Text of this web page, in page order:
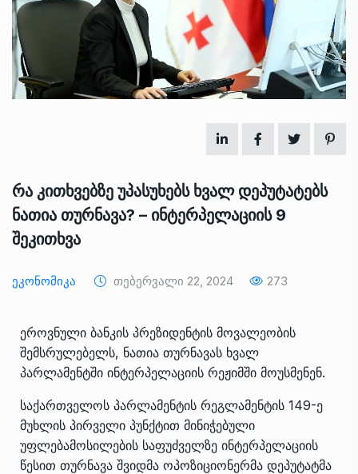
რა კითხვებზე უპასუხებს ხვალ დეპუტატებს
ნათია თურნავა? – ინტერპელაციის 9
შეკითხვა
Ეკონომიკა Თებერვალი 22, 2024 273
ეროვნული ბანკის პრეზიდენტის მოვალეობის
შემსრულებელს, ნათია თურნავას ხვალ
პარლამენტში ინტერპელაციის რეჟიმში მოუსმენენ.
საქართველოს პარლამენტის რეგლამენტის 149-ე
მუხლის პირველი პუნქტით მინიჭებული
უფლებამოსილების საფუძველზე ინტერპელაციის
წესით თურნავა შვიდმა ოპოზიციონერმა დეპუტატმა